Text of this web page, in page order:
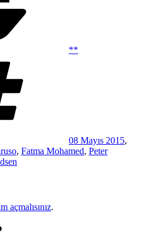
**
08 Mayıs 2015,
, Fatma Mohamed, Peter
açmalısınız.